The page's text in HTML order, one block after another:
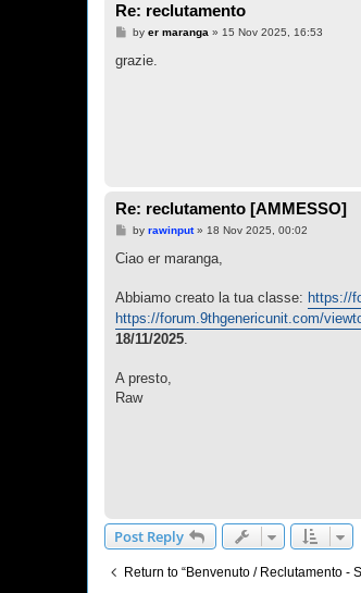
Re: reclutamento
P
s
by er maranga » 15 Nov 2025, 16:53
grazie.
Re: reclutamento [AMMESSO]
P
s
by rawinput» 18 Nov 2025, 00:02
Ciao er maranga,
Abbiamo creato la tua classe: https://
https://forum.9thgenericunit.com/
18/11/2025
A presto,
Raw
Post Reply
Return to “Benvenuto / Reclutamento -